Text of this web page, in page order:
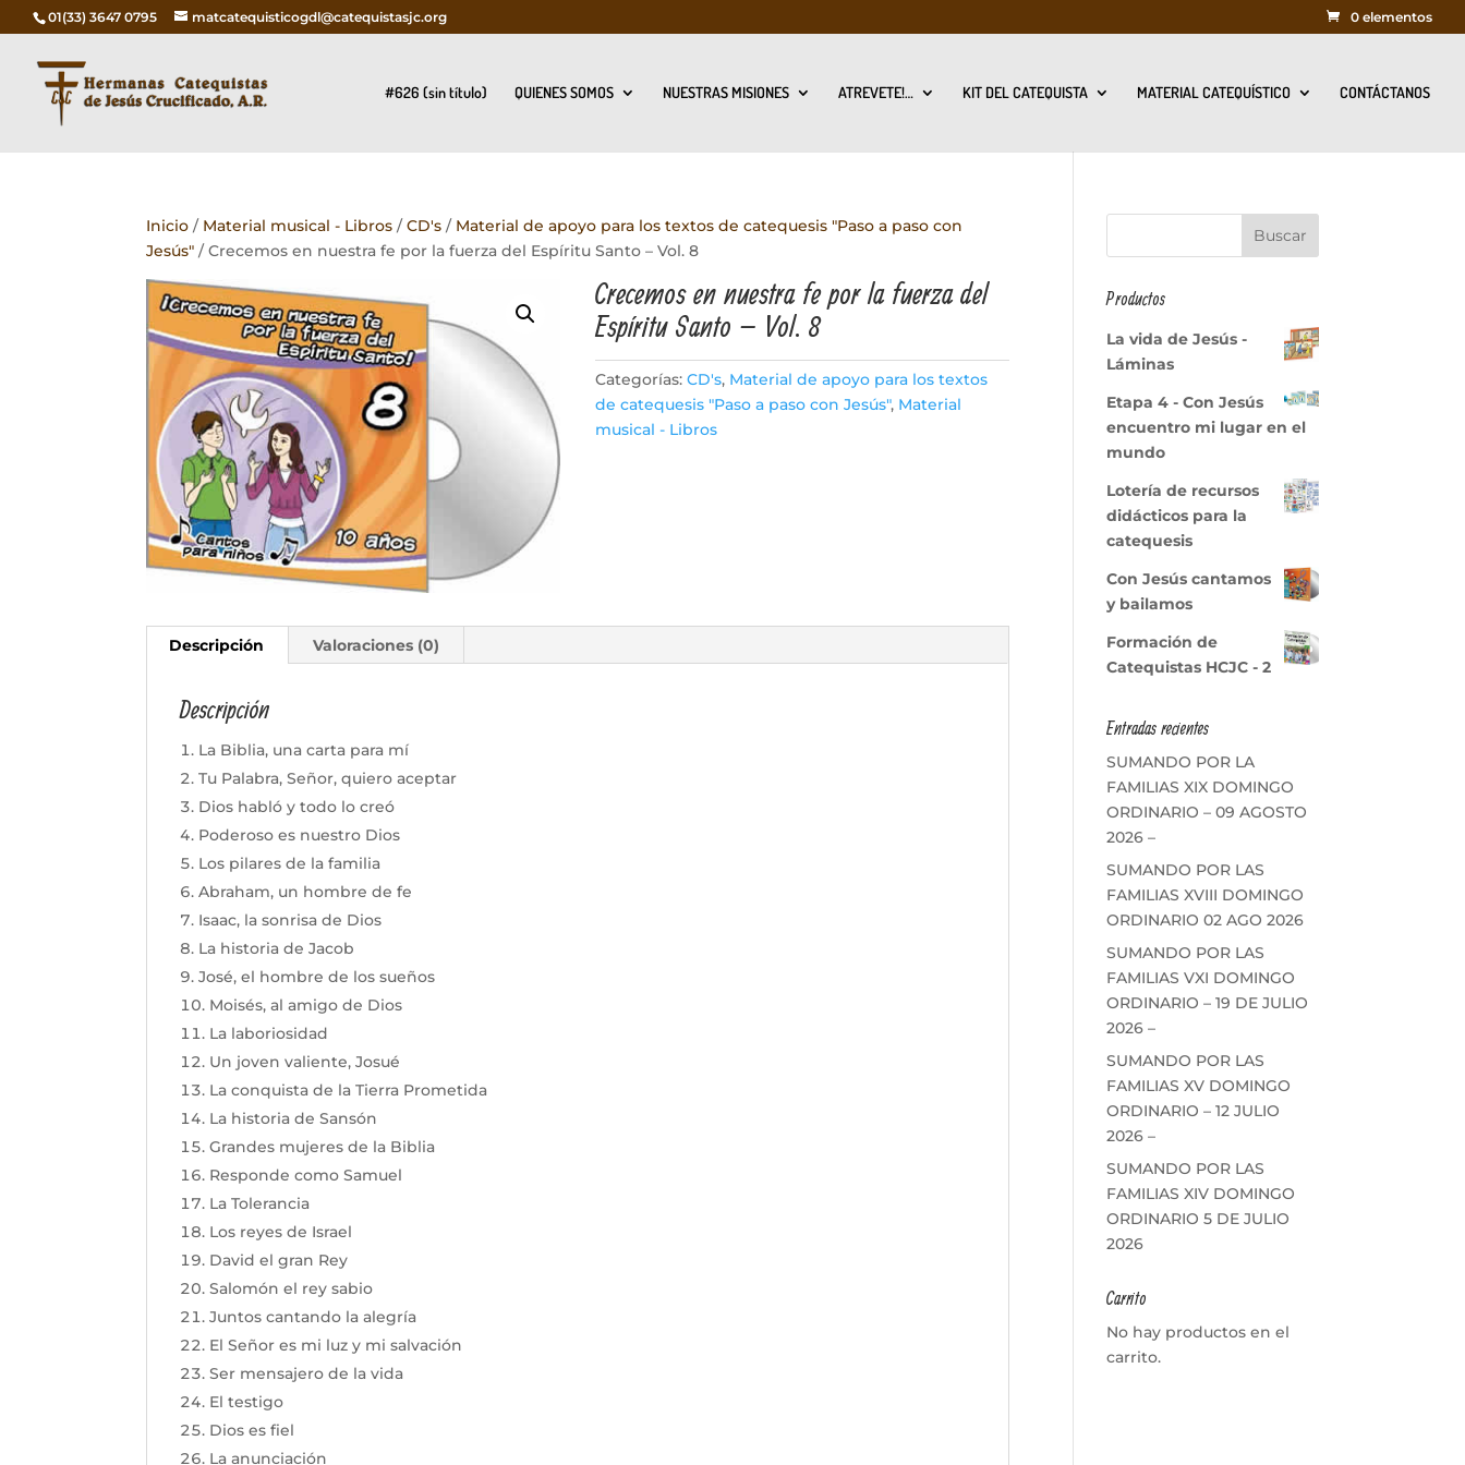
01(33) 3647 0795 matcatequisticogdl@catequistasjc.org 0 elementos
#626 (sin título) QUIENES SOMOS NUESTRAS MISIONES ATREVETE!… KIT DEL CATEQUISTA MATERIAL CATEQUÍSTICO CONTÁCTANOS
Inicio / Material musical - Libros /CD's / Material de apoyo para los textos de catequesis "Paso a paso con
Jesús" / Crecemos en nuestra fe por la fuerza del Espíritu Santo – Vol. 8
Crecemos en nuestra fe por la fuerza del
Espíritu Santo – Vol. 8
Categorías:CD's, Material de apoyo para los textos
de catequesis "Paso a paso con Jesús", Material
musical - Libros
Descripción Valoraciones (0)
Descripción
La Biblia, una carta para mí
Tu Palabra, Señor, quiero aceptar
Dios habló y todo lo creó
Poderoso es nuestro Dios
Los pilares de la familia
Abraham, un hombre de fe
Isaac, la sonrisa de Dios
La historia de Jacob
José, el hombre de los sueños
Moisés, al amigo de Dios
La laboriosidad
Un joven valiente, Josué
La conquista de la Tierra Prometida
La historia de Sansón
Grandes mujeres de la Biblia
Responde como Samuel
La Tolerancia
Los reyes de Israel
David el gran Rey
Salomón el rey sabio
Juntos cantando la alegría
El Señor es mi luz y mi salvación
Ser mensajero de la vida
El testigo
Dios es fiel
La anunciación
Productos
La vida de Jesús -
Láminas
Etapa 4 - Con Jesús
encuentro mi lugar en el
mundo
Lotería de recursos
didácticos para la
catequesis
Con Jesús cantamos
y bailamos
Formación de
Catequistas HCJC - 2
Entradas recientes
SUMANDO POR LA
FAMILIAS XIX DOMINGO
ORDINARIO – 09 AGOSTO
2026 –
SUMANDO POR LAS
FAMILIAS XVIII DOMINGO
ORDINARIO 02 AGO 2026
SUMANDO POR LAS
FAMILIAS VXI DOMINGO
ORDINARIO – 19 DE JULIO
2026 –
SUMANDO POR LAS
FAMILIAS XV DOMINGO
ORDINARIO – 12 JULIO
2026 –
SUMANDO POR LAS
FAMILIAS XIV DOMINGO
ORDINARIO 5 DE JULIO
2026
Carrito
No hay productos en el
carrito.